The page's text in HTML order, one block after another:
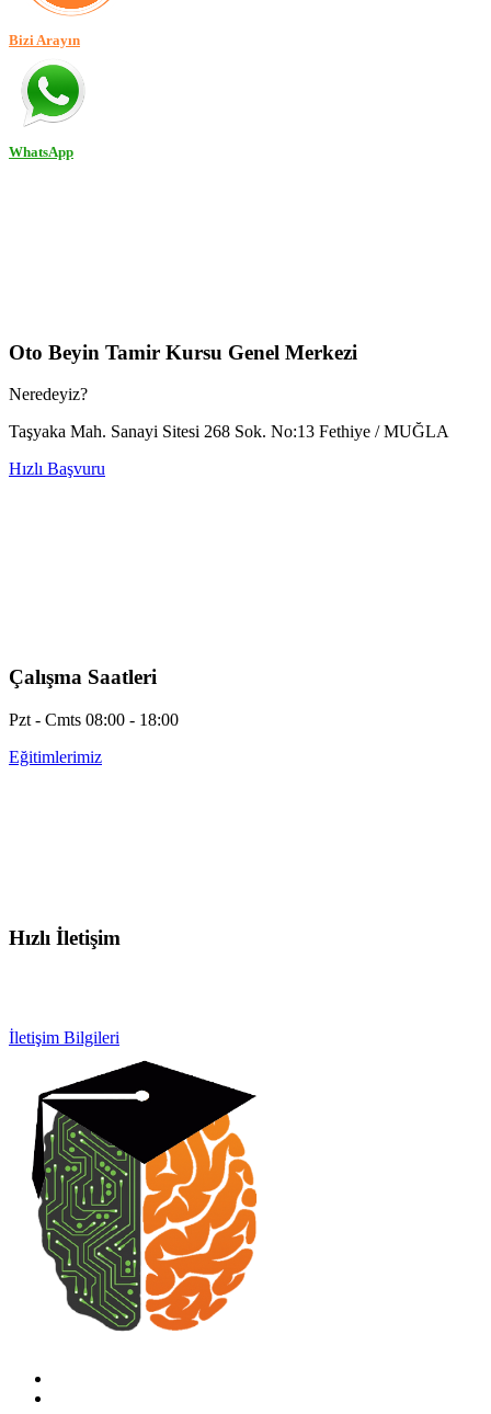
Bizi Arayın
WhatsApp
Oto Beyin Tamir Kursu Genel Merkezi
Neredeyiz?
Taşyaka Mah. Sanayi Sitesi 268 Sok. No:13 Fethiye / MUĞLA
Hızlı Başvuru
Çalışma Saatleri
Pzt - Cmts 08:00 - 18:00
Eğitimlerimiz
Hızlı İletişim
İletişim Bilgileri